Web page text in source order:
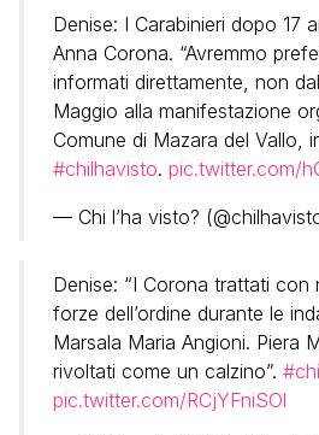
Denise: I Carabinieri dopo 17
Anna Corona. “Avremmo
informati direttamente, non
Maggio alla manifestazione
Comune di Mazara del Vallo,
#chilhavisto. pic.twitter.com/
— Chi l’ha visto?
Denise: “I Corona trattati con
forze dell’ordine durante le
Marsala Maria Angioni. Piera
rivoltati come un calzino”.
pic.twitter.com/RCjYFniSOl